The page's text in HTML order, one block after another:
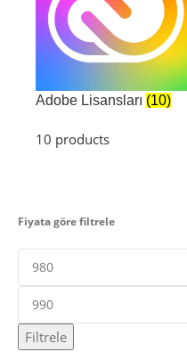
Adobe Lisansları (10)
10 products
Fiyata göre filtrele
Filtrele